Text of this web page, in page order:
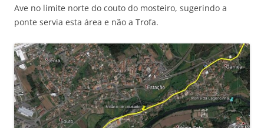
Ave no limite norte do couto do mosteiro, sugerindo a
ponte servia esta área e não a Trofa.